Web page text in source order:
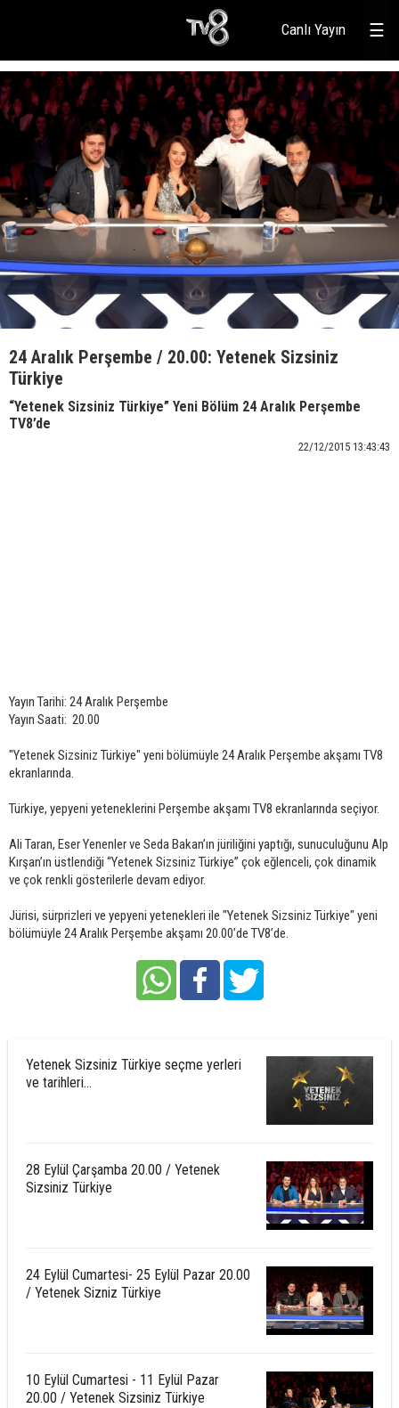
☰
Canlı Yayın
24 Aralık Perşembe / 20.00: Yetenek Sizsiniz
Türkiye
“Yetenek Sizsiniz Türkiye” Yeni Bölüm 24 Aralık Perşembe
TV8’de
22/12/2015 13:43:43
Yayın Tarihi: 24 Aralık Perşembe
Yayın Saati: 20.00
"Yetenek Sizsiniz Türkiye" yeni bölümüyle 24 Aralık Perşembe akşamı TV8
ekranlarında.
Türkiye, yepyeni yeteneklerini Perşembe akşamı TV8 ekranlarında seçiyor.
Ali Taran, Eser Yenenler ve Seda Bakan’ın jüriliğini yaptığı, sunuculuğunu Alp
Kırşan’ın üstlendiği “Yetenek Sizsiniz Türkiye” çok eğlenceli, çok dinamik
ve çok renkli gösterilerle devam ediyor.
Jürisi, sürprizleri ve yepyeni yetenekleri ile "Yetenek Sizsiniz Türkiye" yeni
bölümüyle 24 Aralık Perşembe akşamı 20.00’de TV8’de.
Yetenek Sizsiniz Türkiye seçme yerleri
ve tarihleri...
28 Eylül Çarşamba 20.00 / Yetenek
Sizsiniz Türkiye
24 Eylül Cumartesi- 25 Eylül Pazar 20.00
/ Yetenek Sizniz Türkiye
10 Eylül Cumartesi - 11 Eylül Pazar
20.00 / Yetenek Sizsiniz Türkiye